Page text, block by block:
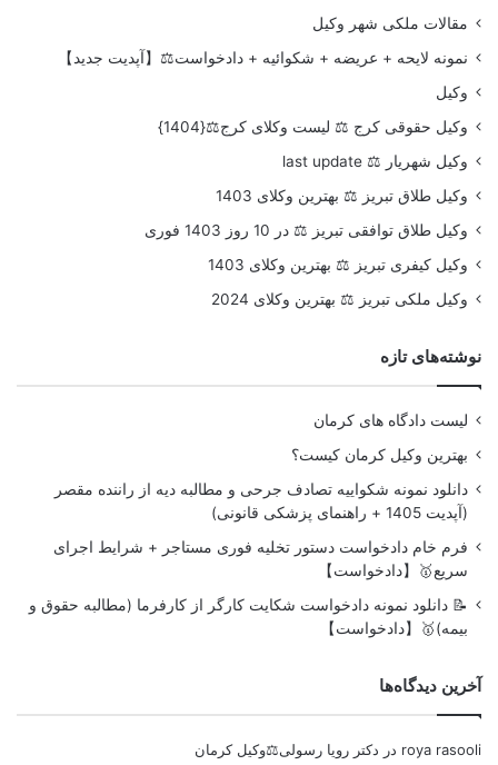
مقالات ملکی شهر وکیل
نمونه لایحه + عریضه + شکوائیه + دادخواست⚖️【آپدیت جدید】
وکیل
وکیل حقوقی کرج ⚖️ لیست وکلای کرج⚖️{1404}
وکیل شهریار ⚖️ last update
وکیل طلاق تبریز ⚖️ بهترین وکلای 1403
وکیل طلاق توافقی تبریز ⚖️ در 10 روز 1403 فوری
وکیل کیفری تبریز ⚖️ بهترین وکلای 1403
وکیل ملکی تبریز ⚖️ بهترین وکلای 2024
نوشته‌های تازه
لیست دادگاه های کرمان
بهترین وکیل کرمان کیست؟
دانلود نمونه شکواییه تصادف جرحی و مطالبه دیه از راننده مقصر
(آپدیت 1405 + راهنمای پزشکی قانونی)
فرم خام دادخواست دستور تخلیه فوری مستاجر + شرایط اجرای
سریع🥇【دادخواست】
📝 دانلود نمونه دادخواست شکایت کارگر از کارفرما (مطالبه حقوق و
بیمه)🥇【دادخواست】
آخرین دیدگاه‌ها
roya rasooli در دکتر رویا رسولی⚖️وکیل کرمان